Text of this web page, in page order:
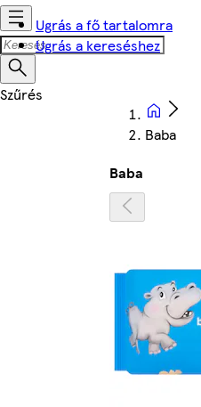
Ugrás a fő tartalomra
Ugrás a kereséshez
Baba
Baba